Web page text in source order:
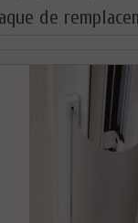
de